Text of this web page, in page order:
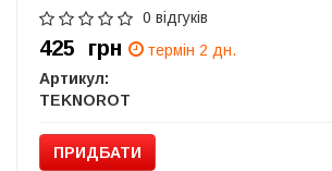
0 відгуків
425 грн
термін 2 дн.
Артикул:
TEKNOROT
ПРИДБАТИ